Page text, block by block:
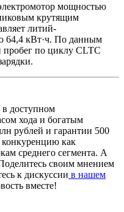
мощностью
крутящим
литий-
64,4 кВт·ч. По данным
по циклу CLTC
в доступном
хода и богатым
рублей и гарантии 500
конкуренцию как
среднего сегмента. А
своим мнением
к дискуссии в нашем
вместе!